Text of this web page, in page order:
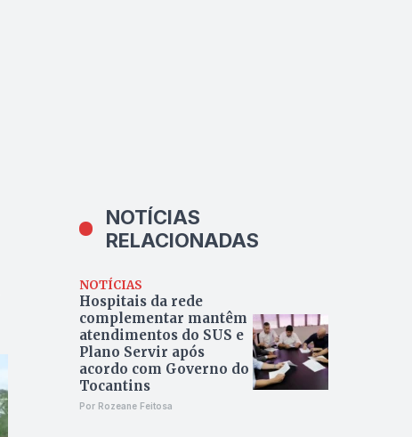
NOTÍCIAS
RELACIONADAS
NOTÍCIAS
Hospitais da rede
complementar mantêm
atendimentos do SUS e
Plano Servir após
acordo com Governo do
Tocantins
Por Rozeane Feitosa